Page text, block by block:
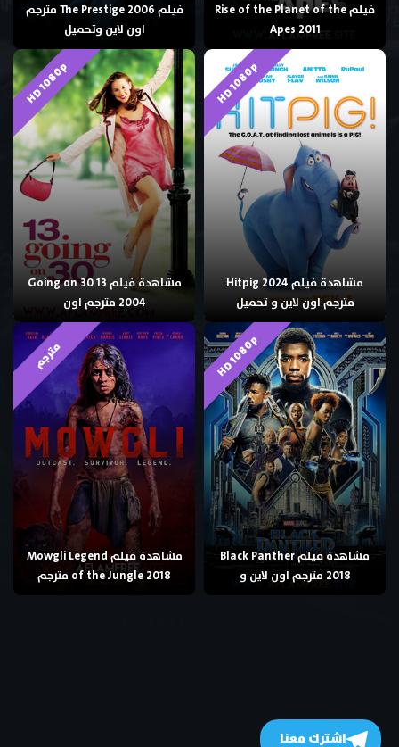
فيلم Rise of the Planet of the
Apes 2011
فيلم The Prestige 2006 مترجم
اون لاين وتحميل
HD 1080p
مشاهدة فيلم Hitpig 2024
مترجم اون لاين و تحميل
HD 1080p
مشاهدة فيلم 13 Going on 30
2004 مترجم اون
HD 1080p
مشاهدة فيلم Black Panther
2018 مترجم اون لاين و
مترجم
مشاهدة فيلم Mowgli Legend
of the Jungle 2018 مترجم
اشترك معنا